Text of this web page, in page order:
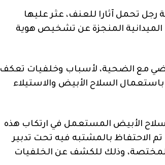
تحمل آثارا للعنف، عثر عليها
الميدانية المنجزة عن تشخيص هوية
مع الضحية، لأسباب وخلفيات تعكف
السلاح الأبيض والاستيلاء
الأبيض المستعمل في ارتكاب هذه
الاحتفاظ بالمشتبه فيه تحت تدبير
المختصة، وذلك للكشف عن الخلفيات